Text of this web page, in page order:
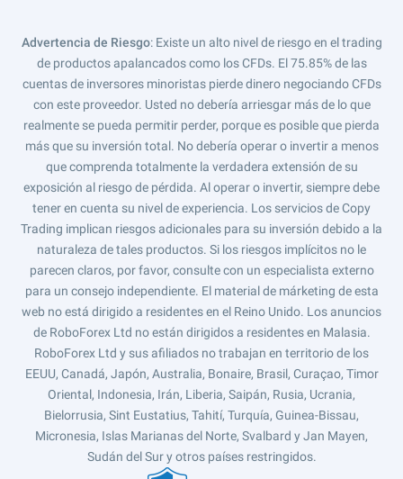
Advertencia de Riesgo: Existe un alto nivel de riesgo en el trading
de productos apalancados como los CFDs. El 75.85% de las
cuentas de inversores minoristas pierde dinero negociando CFDs
con este proveedor. Usted no debería arriesgar más de lo que
realmente se pueda permitir perder, porque es posible que pierda
más que su inversión total. No debería operar o invertir a menos
que comprenda totalmente la verdadera extensión de su
exposición al riesgo de pérdida. Al operar o invertir, siempre debe
tener en cuenta su nivel de experiencia. Los servicios de Copy
Trading implican riesgos adicionales para su inversión debido a la
naturaleza de tales productos. Si los riesgos implícitos no le
parecen claros, por favor, consulte con un especialista externo
para un consejo independiente. El material de márketing de esta
web no está dirigido a residentes en el Reino Unido. Los anuncios
de RoboForex Ltd no están dirigidos a residentes en Malasia.
RoboForex Ltd y sus afiliados no trabajan en territorio de los
EEUU, Canadá, Japón, Australia, Bonaire, Brasil, Curaçao, Timor
Oriental, Indonesia, Irán, Liberia, Saipán, Rusia, Ucrania,
Bielorrusia, Sint Eustatius, Tahití, Turquía, Guinea-Bissau,
Micronesia, Islas Marianas del Norte, Svalbard y Jan Mayen,
Sudán del Sur y otros países restringidos.